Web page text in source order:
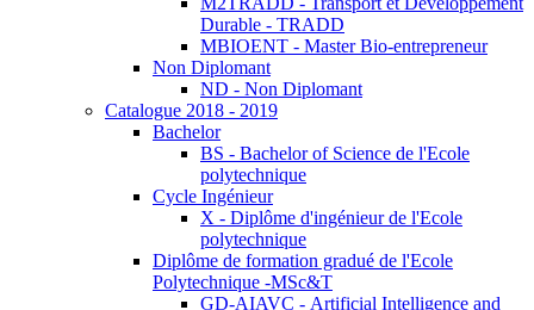
Durable - TRADD
MBIOENT - Master Bio-entrepreneur
Non Diplomant
ND - Non Diplomant
Catalogue 2018 - 2019
Bachelor
BS - Bachelor of Science de l'Ecole
polytechnique
Cycle Ingénieur
X - Diplôme d'ingénieur de l'Ecole
polytechnique
Diplôme de formation gradué de l'Ecole
Polytechnique -MSc&T
GD-AIAVC - Artificial Intelligence and